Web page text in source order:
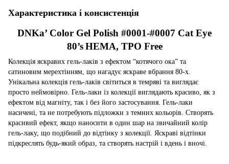
Характеристика і консистенція
DNKa’ Color Gel Polish #0001-#0007 Cat Eye
80’s HEMA, TPO Free
Колекція яскравих гель-лаків з ефектом “котячого ока” та
сатиновим мерехтінням, що нагадує яскраве вбрання 80-х.
Унікальна колекція гель-лаків світиться в темряві та виглядає
просто неймовірно. Гель-лаки із колекції виглядають красиво, як з
ефектом від магніту, так і без його застосування. Гель-лаки
насичені, та не потребують підложки з темних кольорів. Створять
красивий ефект, якщо наносити в один шар на звичайний колір
гель-лаку, що подібний до відтінку з колекції. Яскраві відтінки
підкреслять будь-який образ, та створять настрій і вдень і вночі